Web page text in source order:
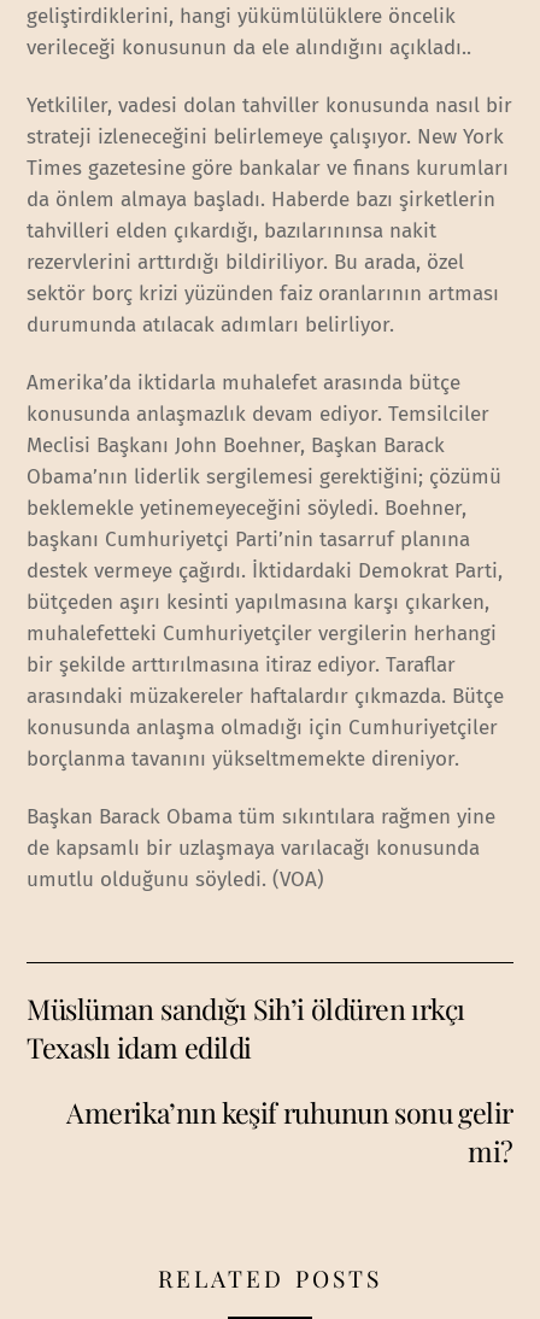
geliştirdiklerini, hangi yükümlülüklere öncelik
verileceği konusunun da ele alındığını açıkladı..
Yetkililer, vadesi dolan tahviller konusunda nasıl bir
strateji izleneceğini belirlemeye çalışıyor. New York
Times gazetesine göre bankalar ve finans kurumları
da önlem almaya başladı. Haberde bazı şirketlerin
tahvilleri elden çıkardığı, bazılarınınsa nakit
rezervlerini arttırdığı bildiriliyor. Bu arada, özel
sektör borç krizi yüzünden faiz oranlarının artması
durumunda atılacak adımları belirliyor.
Amerika’da iktidarla muhalefet arasında bütçe
konusunda anlaşmazlık devam ediyor. Temsilciler
Meclisi Başkanı John Boehner, Başkan Barack
Obama’nın liderlik sergilemesi gerektiğini; çözümü
beklemekle yetinemeyeceğini söyledi. Boehner,
başkanı Cumhuriyetçi Parti’nin tasarruf planına
destek vermeye çağırdı. İktidardaki Demokrat Parti,
bütçeden aşırı kesinti yapılmasına karşı çıkarken,
muhalefetteki Cumhuriyetçiler vergilerin herhangi
bir şekilde arttırılmasına itiraz ediyor. Taraflar
arasındaki müzakereler haftalardır çıkmazda. Bütçe
konusunda anlaşma olmadığı için Cumhuriyetçiler
borçlanma tavanını yükseltmemekte direniyor.
Başkan Barack Obama tüm sıkıntılara rağmen yine
de kapsamlı bir uzlaşmaya varılacağı konusunda
umutlu olduğunu söyledi. (VOA)
Müslüman sandığı Sih’i öldüren ırkçı
Texaslı idam edildi
Amerika’nın keşif ruhunun sonu gelir
mi?
RELATED POSTS